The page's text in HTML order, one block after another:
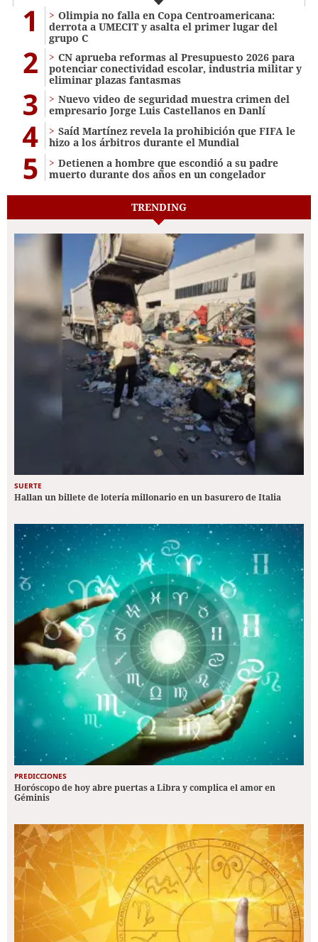
1
Olimpia no falla en Copa Centroamericana:
derrota a UMECIT y asalta el primer lugar del
grupo C
2
CN aprueba reformas al Presupuesto 2026 para
potenciar conectividad escolar, industria militar y
eliminar plazas fantasmas
3
Nuevo video de seguridad muestra crimen del
empresario Jorge Luis Castellanos en Danlí
4
Saíd Martínez revela la prohibición que FIFA le
hizo a los árbitros durante el Mundial
5
Detienen a hombre que escondió a su padre
muerto durante dos años en un congelador
TRENDING
SUERTE
Hallan un billete de lotería millonario en un basurero de Italia
PREDICCIONES
Horóscopo de hoy abre puertas a Libra y complica el amor en
Géminis